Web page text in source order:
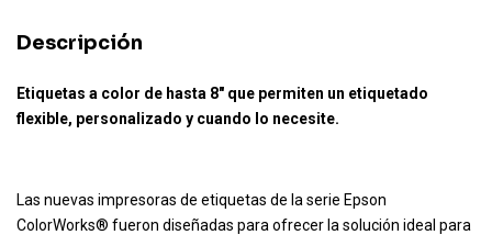
Descripción
Etiquetas a color de hasta 8" que permiten un etiquetado
flexible, personalizado y cuando lo necesite.
Las nuevas impresoras de etiquetas de la serie Epson
ColorWorks® fueron diseñadas para ofrecer la solución ideal para